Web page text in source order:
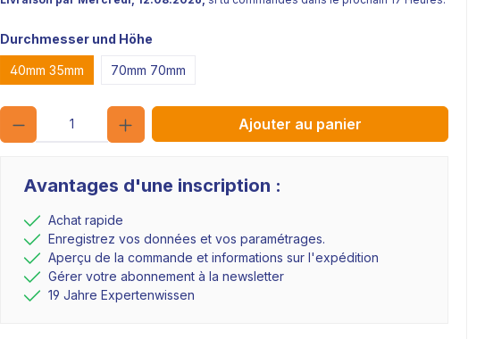
Durchmesser und Höhe
40mm 35mm 70mm 70mm
Quantité
Ajouter au panier
Avantages d'une inscription :
Achat rapide
Enregistrez vos données et vos paramétrages.
Aperçu de la commande et informations sur l'expédition
Gérer votre abonnement à la newsletter
19 Jahre Expertenwissen